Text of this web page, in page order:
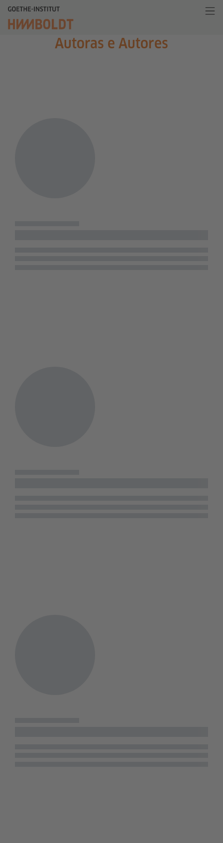
Autoras e Autores